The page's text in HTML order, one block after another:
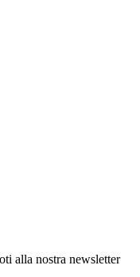
alla nostra newsletter